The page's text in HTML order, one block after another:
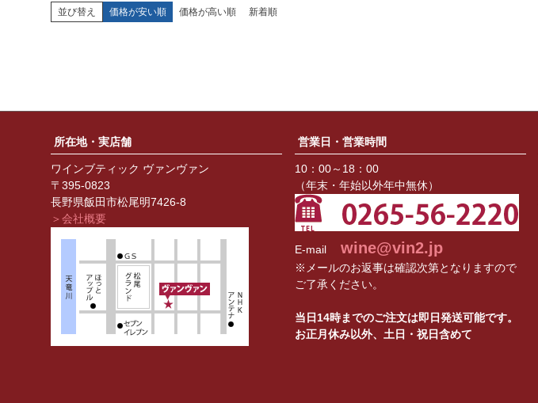
並び替え 価格が安い順 価格が高い順 新着順
所在地・実店舗
ワインブティック ヴァンヴァン
〒395-0823
長野県飯田市松尾明7426-8
＞会社概要
営業日・営業時間
10：00～18：00
（年末・年始以外年中無休）
E-mail wine@vin2.jp
※メールのお返事は確認次第となりますので
ご了承ください。
当日14時までのご注文は即日発送可能です。
お正月休み以外、土日・祝日含めて